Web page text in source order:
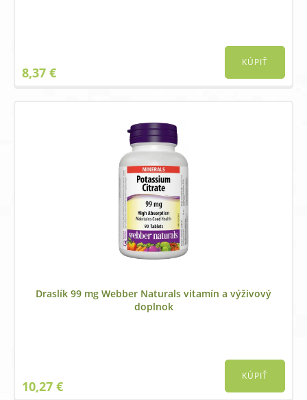
8,37 €
KÚPIŤ
Draslík 99 mg Webber Naturals vitamín a výživový
doplnok
10,27 €
KÚPIŤ